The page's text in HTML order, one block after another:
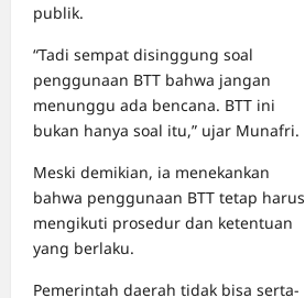
publik.
“Tadi sempat disinggung soal
penggunaan BTT bahwa jangan
menunggu ada bencana. BTT ini
bukan hanya soal itu,” ujar Munafri.
Meski demikian, ia menekankan
bahwa penggunaan BTT tetap harus
mengikuti prosedur dan ketentuan
yang berlaku.
Pemerintah daerah tidak bisa serta-